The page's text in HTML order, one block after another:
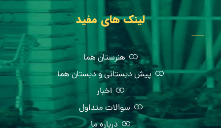
لینک های مفید
هنرستان هما
پیش دبستانی و دبستان هما
اخبار
سوالات متداول
درباره ما